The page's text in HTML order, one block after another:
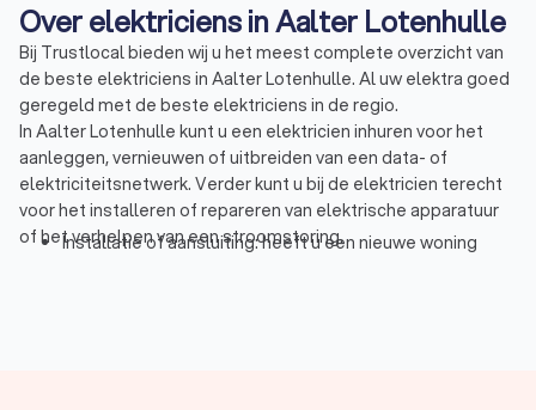
Over elektriciens in Aalter Lotenhulle
Bij Trustlocal bieden wij u het meest complete overzicht van
de beste elektriciens in Aalter Lotenhulle. Al uw elektra goed
geregeld met de beste elektriciens in de regio.
In Aalter Lotenhulle kunt u een elektricien inhuren voor het
aanleggen, vernieuwen of uitbreiden van een data- of
elektriciteitsnetwerk. Verder kunt u bij de elektricien terecht
voor het installeren of repareren van elektrische apparatuur
of het verhelpen van een stroomstoring.
Installatie of aansluiting: heeft u een nieuwe woning